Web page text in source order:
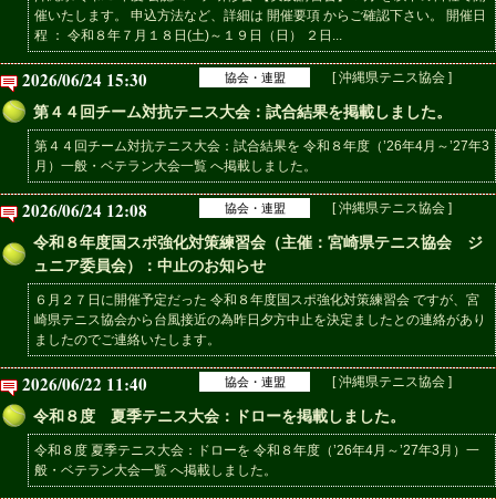
催いたします。 申込方法など、詳細は 開催要項 からご確認下さい。 開催日
程 ： 令和８年７月１８日(土)～１９日（日） ２日...
2026/06/24 15:30 協会・連盟 [ 沖縄県テニス協会 ]
第４４回チーム対抗テニス大会：試合結果を掲載しました。
第４４回チーム対抗テニス大会：試合結果を 令和８年度（’26年4月～’27年3
月）一般・ベテラン大会一覧 へ掲載しました。
2026/06/24 12:08 協会・連盟 [ 沖縄県テニス協会 ]
令和８年度国スポ強化対策練習会（主催：宮崎県テニス協会 ジ
ュニア委員会）：中止のお知らせ
６月２７日に開催予定だった 令和８年度国スポ強化対策練習会 ですが、宮
崎県テニス協会から台風接近の為昨日夕方中止を決定ましたとの連絡があり
ましたのでご連絡いたします。
2026/06/22 11:40 協会・連盟 [ 沖縄県テニス協会 ]
令和８度 夏季テニス大会：ドローを掲載しました。
令和８度 夏季テニス大会：ドローを 令和８年度（’26年4月～’27年3月）一
般・ベテラン大会一覧 へ掲載しました。